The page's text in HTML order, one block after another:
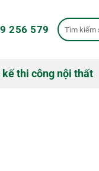
256 579
Tìm
kiếm:
thi công nội thất